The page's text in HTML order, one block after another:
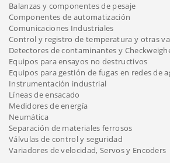
Balanzas y componentes de pesaje
Componentes de automatización
Comunicaciones Industriales
Control y registro de temperatura y otras
Detectores de contaminantes y
Equipos para ensayos no destructivos
Equipos para gestión de fugas en redes de
Instrumentación industrial
Líneas de ensacado
Medidores de energía
Neumática
Separación de materiales ferrosos
Válvulas de control y seguridad
Variadores de velocidad, Servos y Encoders